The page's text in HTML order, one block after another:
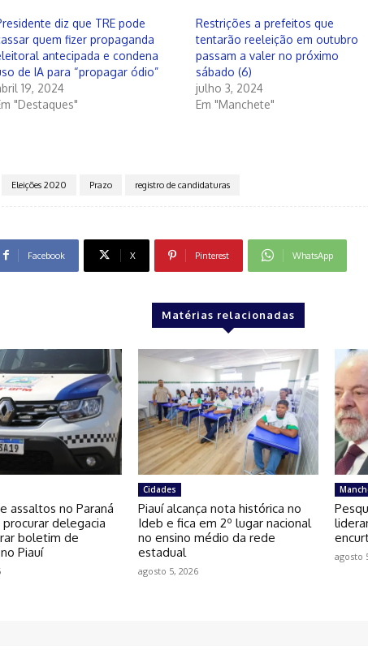
diz que TRE pode
quem fizer propaganda
antecipada e condena
de IA para “propagar ódio”
19, 2024
"Destaques"
Restrições a prefeitos que
tentarão reeleição em outubro
passam a valer no próximo
sábado (6)
julho 3, 2024
Em "Manchete"
Eleições 2020 Prazo registro de candidaturas
Facebook X Pinterest WhatsApp
Matérias relacionadas
assaltos no Paraná
delegacia
boletim de
Piauí
Cidades
Piauí alcança nota histórica no
Ideb e fica em 2º lugar nacional
no ensino médio da rede
estadual
agosto 5, 2026
agosto